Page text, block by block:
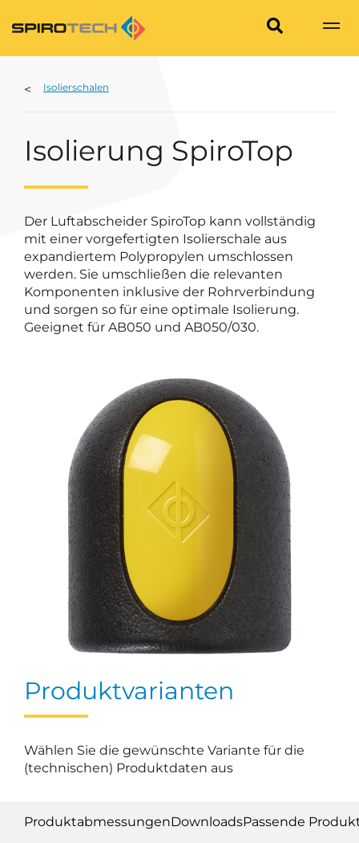
Isolierschalen
Isolierung SpiroTop
Der Luftabscheider SpiroTop kann vollständig
mit einer vorgefertigten Isolierschale aus
expandiertem Polypropylen umschlossen
werden. Sie umschließen die relevanten
Komponenten inklusive der Rohrverbindung
und sorgen so für eine optimale Isolierung.
Geeignet für AB050 und AB050/030.
Produktvarianten
Wählen Sie die gewünschte Variante für die
(technischen) Produktdaten aus
ProduktabmessungenDownloadsPassende